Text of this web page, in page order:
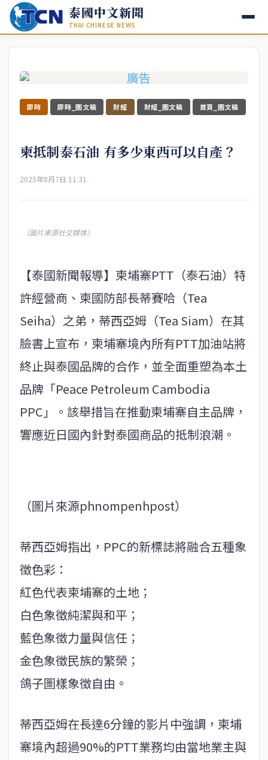
泰國中文新聞
THAI CHINESE NEWS
即時 即時_圖文稿 財經 財經_圖文稿 首頁_圖文稿
柬抵制泰石油 有多少東西可以自產？
2025年8月7日 11:31
（圖片來源社交媒体）
【泰國新聞報導】柬埔寨PTT（泰石油）特
許經營商、柬國防部長蒂賽哈（Tea
Seiha）之弟，蒂西亞姆（Tea Siam）在其
臉書上宣布，柬埔寨境內所有PTT加油站將
終止與泰國品牌的合作，並全面重塑為本土
品牌「Peace Petroleum Cambodia
PPC」。該舉措旨在推動柬埔寨自主品牌，
響應近日國內針對泰國商品的抵制浪潮。
（圖片來源phnompenhpost）
蒂西亞姆指出，PPC的新標誌將融合五種象
徵色彩：
紅色代表柬埔寨的土地；
白色象徵純潔與和平；
藍色象徵力量與信任；
金色象徵民族的繁榮；
鴿子圖樣象徵自由。
蒂西亞姆在長達6分鐘的影片中強調，柬埔
寨境內超過90%的PTT業務均由當地業主與